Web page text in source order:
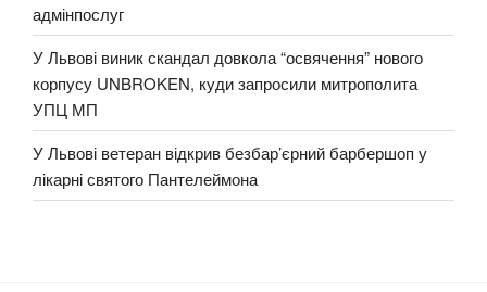
адмінпослуг
У Львові виник скандал довкола “освячення” нового
корпусу UNBROKEN, куди запросили митрополита
УПЦ МП
У Львові ветеран відкрив безбар’єрний барбершоп у
лікарні святого Пантелеймона